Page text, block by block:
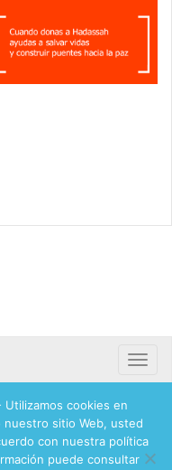
Toggle
Mexico cookies en
sitio Web, usted
con nuestra política
puede consultar